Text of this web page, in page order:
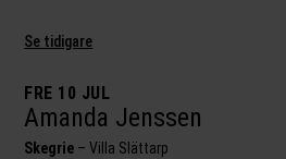
Se tidigare
FRE 10 JUL
Amanda Jenssen
Skegrie –Villa Slättarp